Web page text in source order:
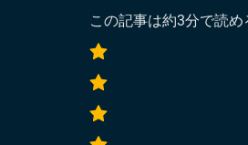
この記事は約3分で読め